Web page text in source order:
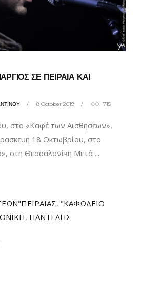
ΣΕ ΠΕΙΡΑΙΑ ΚΑΙ
8 October 2019 715
στο «Καφέ των Αισθήσεων»,
18 Οκτωβρίου, στο
στη Θεσσαλονίκη Μετά
, "ΚΑΦΩΔΕΙΟ
, ΠΑΝΤΕΛΗΣ